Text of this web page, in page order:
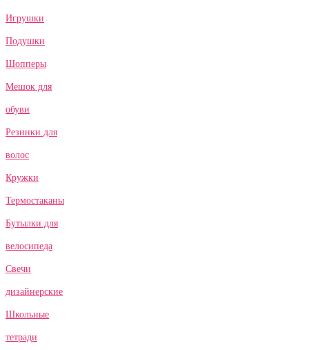
Игрушки
Подушки
Шопперы
Мешок для
обуви
Резинки для
волос
Кружки
Термостаканы
Бутылки для
велосипеда
Свечи
дизайнерские
Школьные
тетради